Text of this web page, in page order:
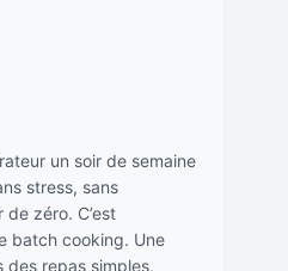
un soir de semaine
stress, sans
zéro. C’est
batch cooking. Une
des repas simples,